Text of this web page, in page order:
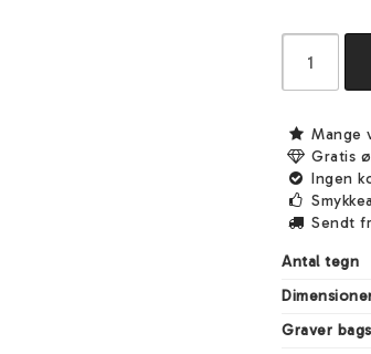
Mange
Gratis
Ingen
Sendt
Antal tegn
Graver